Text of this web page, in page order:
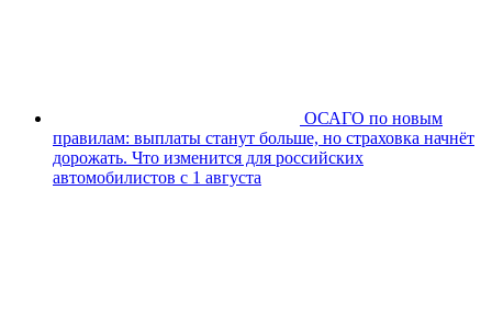
ОСАГО по новым
правилам: выплаты станут больше, но страховка начнёт
дорожать. Что изменится для российских
автомобилистов с 1 августа